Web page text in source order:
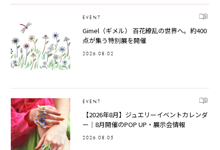
EVENT
Gimel（ギメル） 百花繚乱の世界へ。約400
点が集う特別展を開催
2026.08.02
EVENT
【2026年8月】ジュエリーイベントカレンダ
ー｜8月開催のPOP UP・展示会情報
2026.08.05